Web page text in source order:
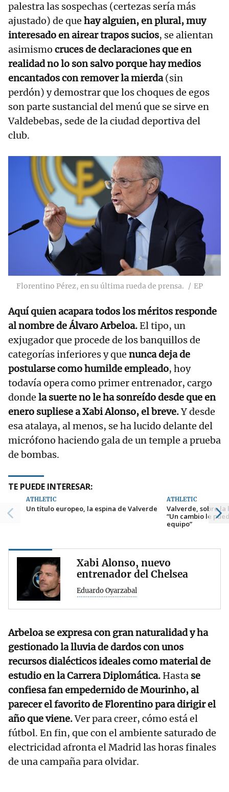
palestra las sospechas (certezas sería más
ajustado) de que hay alguien, en plural, muy
interesado en airear trapos sucios, se alientan
asimismo cruces de declaraciones que en
realidad no lo son salvo porque hay medios
encantados con remover la mierda(sin
perdón) y demostrar que los choques de egos
son parte sustancial del menú que se sirve en
Valdebebas, sede de la ciudad deportiva del
club.
Florentino Pérez, en su última rueda de prensa. EP
Aquí quien acapara todos los méritos responde
al nombre de Álvaro Arbeloa.El tipo, un
exjugador que procede de los banquillos de
categorías inferiores y que nunca deja de
postularse como humilde empleado, hoy
todavía opera como primer entrenador, cargo
donde la suerte no le ha sonreído desde que en
enero supliese a Xabi Alonso, el breve.Y desde
esa atalaya, al menos, se ha lucido delante del
micrófono haciendo gala de un temple a prueba
de bombas.
TE PUEDE INTERESAR:
ATHLETIC
Un título europeo, la espina de Valverde
ATHLETIC
Valverde, sobre
“Un cambio le
equipo”
Xabi Alonso, nuevo
entrenador del Chelsea
Eduardo Oyarzabal
Arbeloa se expresa con gran naturalidad y ha
gestionado la lluvia de dardos con unos
recursos dialécticos ideales como material de
estudio en la Carrera Diplomática. Hasta se
confiesa fan empedernido de Mourinho, al
parecer el favorito de Florentino para dirigir el
año que viene.Ver para creer, cómo está el
fútbol. En fin, que con el ambiente saturado de
electricidad afronta el Madrid las horas finales
de una campaña para olvidar.